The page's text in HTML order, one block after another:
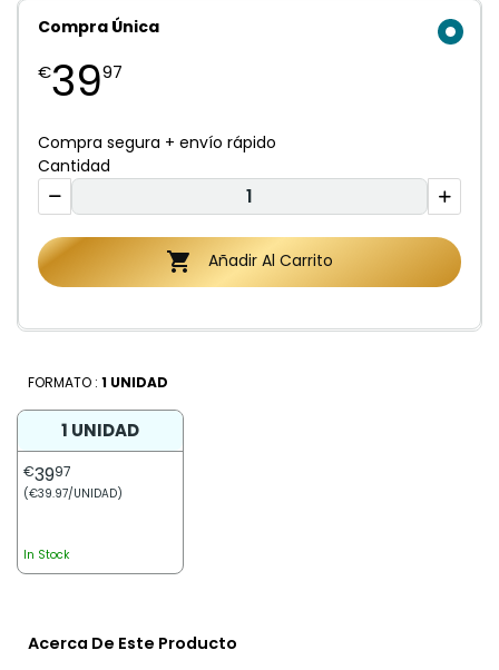
Compra Única
€3997
Compra segura + envío rápido
Cantidad
 Añadir Al Carrito
FORMATO : 1 UNIDAD
1 UNIDAD
€3997
(€39.97/UNIDAD)
In Stock
Acerca De Este Producto